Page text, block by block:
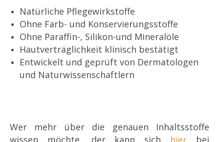
Natürliche Pflegewirkstoffe
Ohne Farb- und Konservierungsstoffe
Ohne Paraffin-, Silikon-und Mineralöle
Hautverträglichkeit klinisch bestätigt
Entwickelt und geprüft von Dermatologen
und Naturwissenschaftlern
Wer mehr über die genauen Inhaltsstoffe